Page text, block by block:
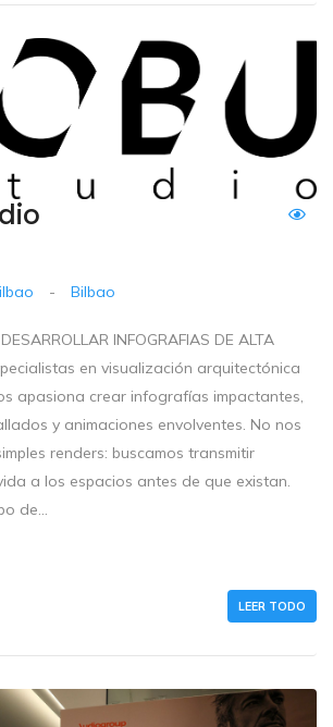
- Bilbao
INFOGRAFIAS DE ALTA
en visualización arquitectónica
apasiona crear infografías impactantes,
y animaciones envolventes. No nos
renders: buscamos transmitir
a los espacios antes de que existan.
de...
LEER TODO